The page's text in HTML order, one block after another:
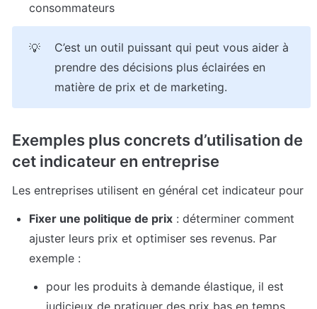
consommateurs
💡
C’est un outil puissant qui peut vous aider à
prendre des décisions plus éclairées en
matière de prix et de marketing.
Exemples plus concrets d’utilisation de
cet indicateur en entreprise
Les entreprises utilisent en général cet indicateur pour
Fixer une politique de prix : déterminer comment
ajuster leurs prix et optimiser ses revenus. Par
exemple :
pour les produits à demande élastique, il est
judicieux de pratiquer des prix bas en temps